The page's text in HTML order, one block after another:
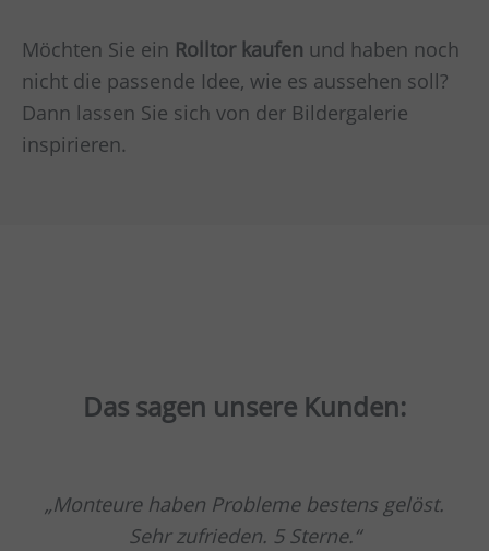
Möchten Sie ein Rolltor kaufen und haben noch
nicht die passende Idee, wie es aussehen soll?
Dann lassen Sie sich von der Bildergalerie
inspirieren.
Das sagen unsere Kunden:
Monteure haben Probleme bestens gelöst.
Sehr zufrieden. 5 Sterne.